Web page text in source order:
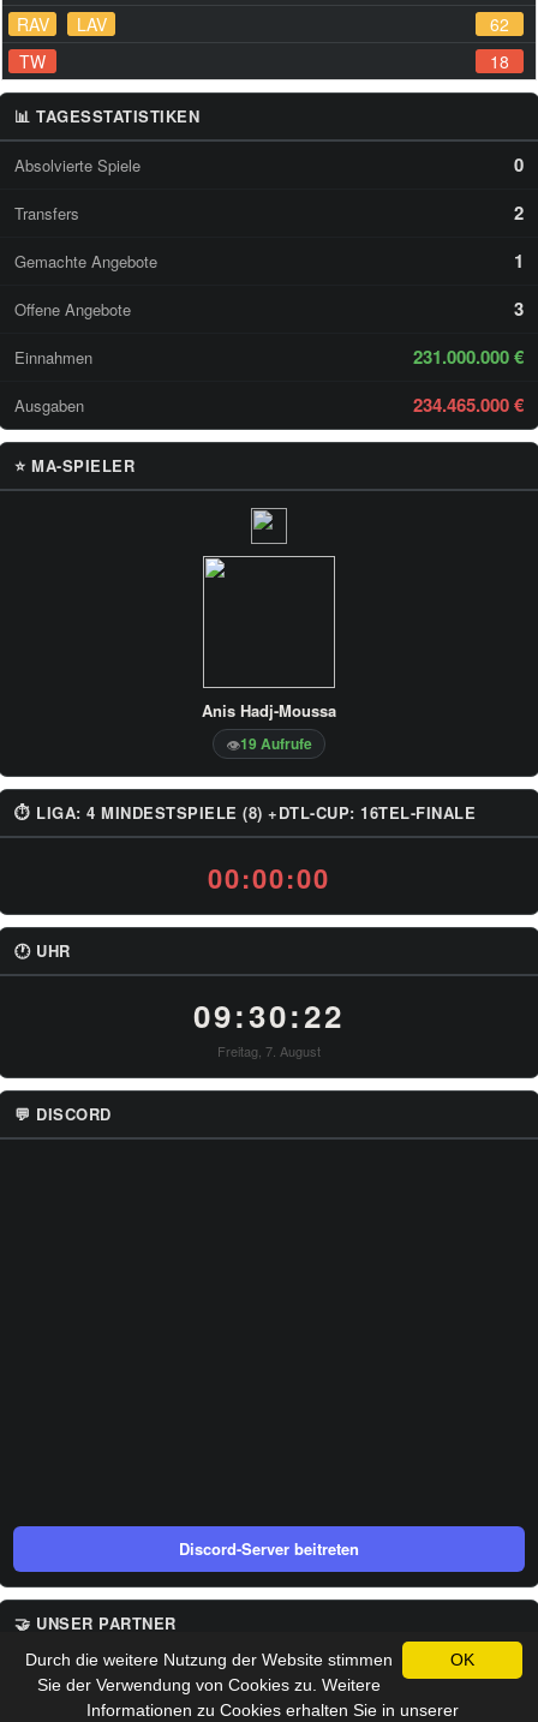
RAV
LAV
62
TW
18
📊 TAGESSTATISTIKEN
Absolvierte Spiele 0
Transfers 2
Gemachte Angebote 1
Offene Angebote 3
Einnahmen 231.000.000 €
Ausgaben 234.465.000 €
⭐ MA-SPIELER
Anis Hadj-Moussa
👁19 Aufrufe
⏱ LIGA: 4 MINDESTSPIELE (8) +DTL-CUP: 16TEL-FINALE
00:00:00
🕐 UHR
09:30:22
Freitag, 7. August
💬 DISCORD
Discord-Server beitreten
🤝 UNSER PARTNER
OK
Durch die weitere Nutzung der Website stimmen
Sie der Verwendung von Cookies zu. Weitere
Informationen zu Cookies erhalten Sie in unserer